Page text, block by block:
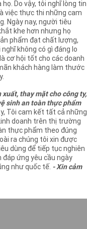
Do vậy, tôi nghĩ lòng tin
việc thực thi những cam
Ngày nay, người tiêu
khe hơn nhưng họ
phẩm đạt chất lượng,
không có gì đáng lo
cơ hội tốt cho các doanh
khách hàng làm thước
thay mặt cho công ty,
sinh an toàn thực phẩm
Tôi cam kết tất cả những
doanh trên thị trường
thực phẩm theo đúng
ra chúng tôi xin được
dùng để tiếp tục nghiên
ứng yêu cầu ngày
như quốc tế. - Xin cảm